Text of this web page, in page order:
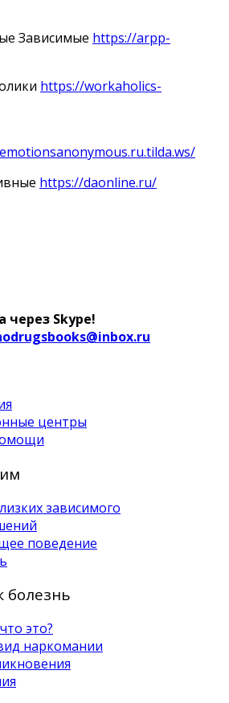
Зависимые https://arpp-
https://workaholics-
https://daonline.ru/
через Skype!
центры
зависимого
поведение
болезнь
это?
наркомании